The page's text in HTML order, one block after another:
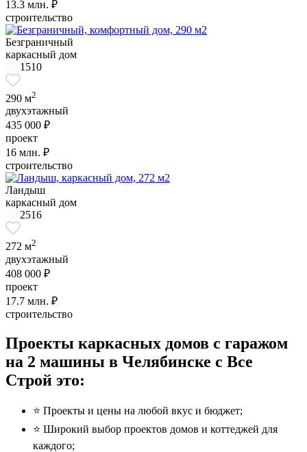
13.3 млн. ₽
строительство
Безграничный
каркасный дом
1510
290 м2
двухэтажный
435 000 ₽
проект
16 млн. ₽
строительство
Ландыш
каркасный дом
2516
272 м2
двухэтажный
408 000 ₽
проект
17.7 млн. ₽
строительство
Проекты каркасных домов с гаражом
на 2 машины в Челябинске с Все
Строй это:
⭐️ Проекты и цены на любой вкус и бюджет;
⭐️ Широкий выбор проектов домов и коттеджей для
каждого;